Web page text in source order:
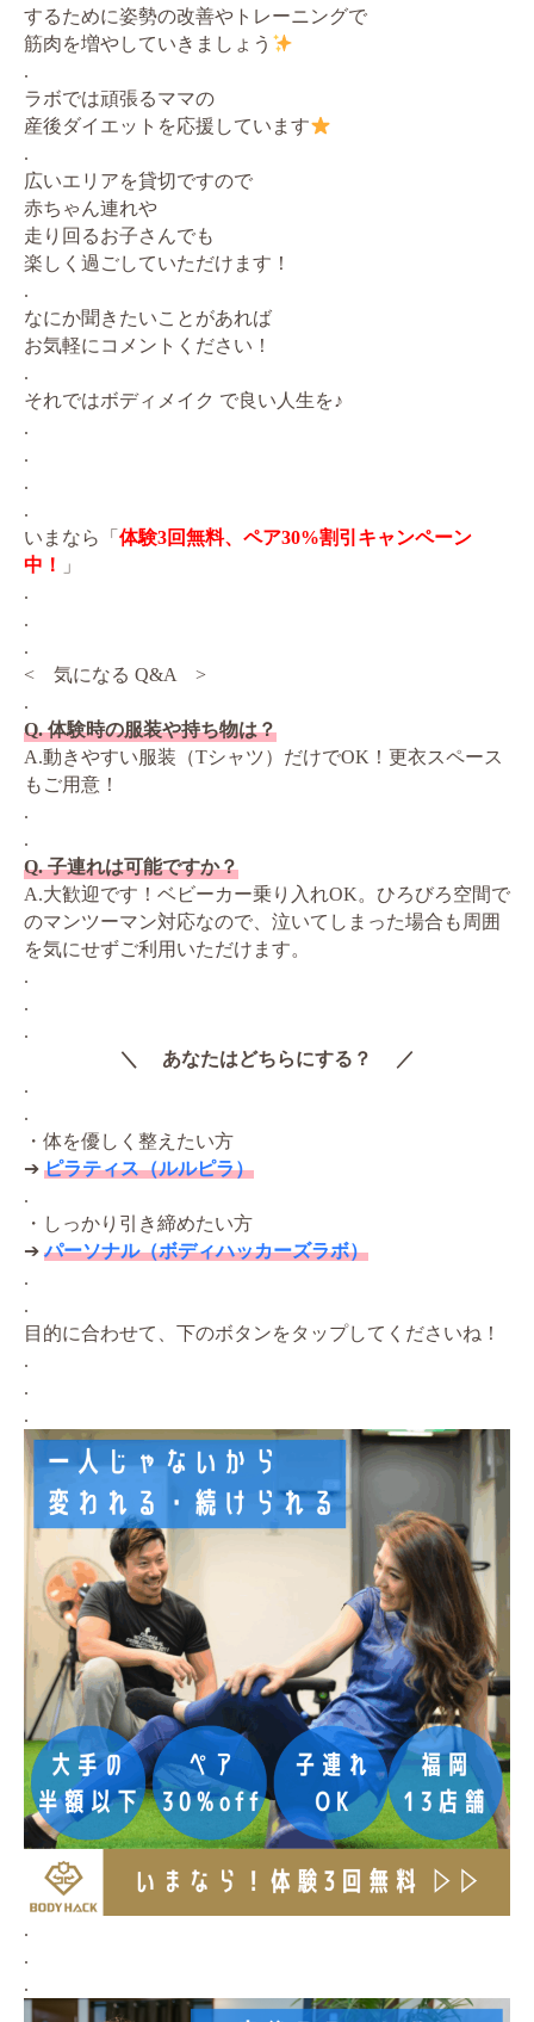
するために姿勢の改善やトレーニングで
筋肉を増やしていきましょう
.
ラボでは頑張るママの
産後ダイエットを応援しています
.
広いエリアを貸切ですので
赤ちゃん連れや
走り回るお子さんでも
楽しく過ごしていただけます！
.
なにか聞きたいことがあれば
お気軽にコメントください！
.
それではボディメイク で良い人生を♪
.
.
.
.
いまなら「 体験3回無料、ペア30%割引キャンペーン
中！
」
.
.
.
< 気になる Q&A >
.
Q. 体験時の服装や持ち物は？
A.動きやすい服装（Tシャツ）だけでOK！更衣スペース
もご用意！
.
.
Q. 子連れは可能ですか？
A.大歓迎です！ベビーカー乗り入れOK。ひろびろ空間で
のマンツーマン対応なので、泣いてしまった場合も周囲
を気にせずご利用いただけます。
.
.
.
＼ あなたはどちらにする？ ／
.
.
・体を優しく整えたい方
➔ ピラティス（ルルピラ）
.
・しっかり引き締めたい方
➔パーソナル（ボディハッカーズラボ）
.
.
目的に合わせて、下のボタンをタップしてくださいね！
.
.
.
.
.
.